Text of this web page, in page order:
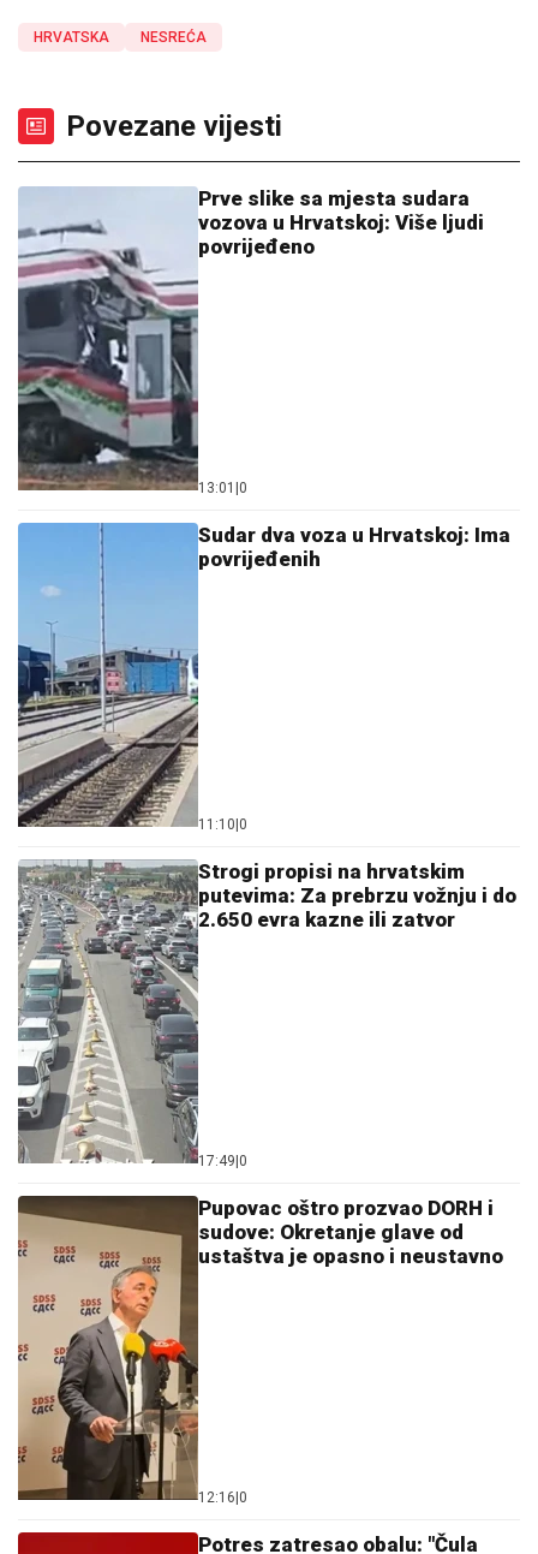
HRVATSKA NESREĆA
Povezane vijesti
Prve slike sa mjesta sudara
vozova u Hrvatskoj: Više ljudi
povrijeđeno
13:01 0
Sudar dva voza u Hrvatskoj: Ima
povrijeđenih
11:10 0
Strogi propisi na hrvatskim
putevima: Za prebrzu vožnju i do
2.650 evra kazne ili zatvor
17:49 0
Pupovac oštro prozvao DORH i
sudove: Okretanje glave od
ustaštva je opasno i neustavno
12:16 0
Potres zatresao obalu: "Čula